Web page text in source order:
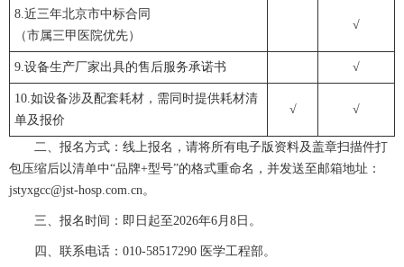
8.近三年北京市中标合同
（市属三甲医院优先）
√
9.设备生产厂家出具的售后服务承诺书 √
10.如设备涉及配套耗材，需同时提供耗材清
单及报价
√ √
二、报名方式：线上报名，请将所有电子版资料及盖章扫描件打
包压缩后以清单中“品牌+型号”的格式重命名，并发送至邮箱地址：
jstyxgcc@jst-hosp.com.cn。
三、报名时间：即日起至2026年6月8日。
四、联系电话：010-58517290 医学工程部。